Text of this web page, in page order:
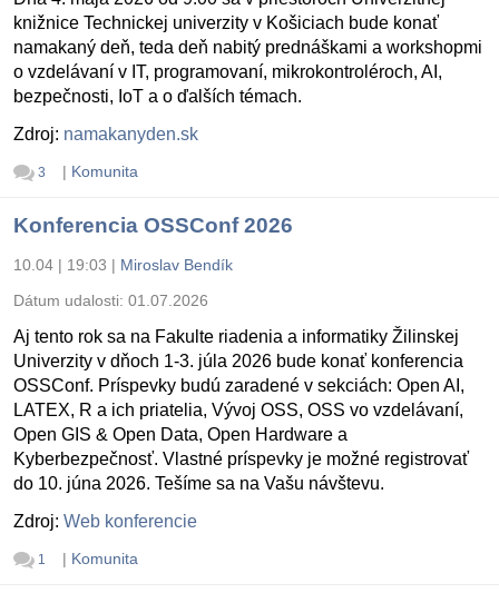
knižnice Technickej univerzity v Košiciach bude konať
namakaný deň, teda deň nabitý prednáškami a workshopmi
o vzdelávaní v IT, programovaní, mikrokontroléroch, AI,
bezpečnosti, IoT a o ďalších témach.
Zdroj: namakanyden.sk
3 | Komunita
Konferencia OSSConf 2026
10.04 | 19:03 | Miroslav Bendík
Dátum udalosti: 01.07.2026
Aj tento rok sa na Fakulte riadenia a informatiky Žilinskej
Univerzity v dňoch 1-3. júla 2026 bude konať konferencia
OSSConf. Príspevky budú zaradené v sekciách: Open AI,
LATEX, R a ich priatelia, Vývoj OSS, OSS vo vzdelávaní,
Open GIS & Open Data, Open Hardware a
Kyberbezpečnosť. Vlastné príspevky je možné registrovať
do 10. júna 2026. Tešíme sa na Vašu návštevu.
Zdroj: Web konferencie
1 | Komunita